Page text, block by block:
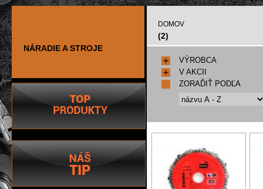
NÁRADIE A STROJE
DOMOV
(2)
VÝROBCA
V AKCII
ZORAĎIŤ PODĽA